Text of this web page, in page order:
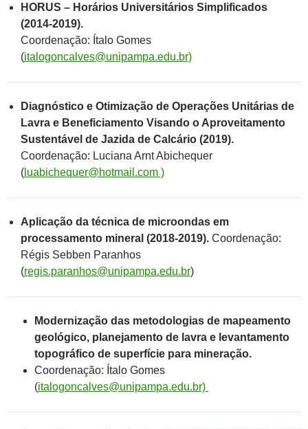
HORUS – Horários Universitários Simplificados
(2014-2019).
Coordenação: Ítalo Gomes
(italogoncalves@unipampa.edu.br)
Diagnóstico e Otimização de Operações Unitárias de
Lavra e Beneficiamento Visando o Aproveitamento
Sustentável de Jazida de Calcário (2019).
Coordenação: Luciana Arnt Abichequer
( luabichequer@hotmail.com )
Aplicação da técnica de microondas em
processamento mineral (2018-2019). Coordenação:
Régis Sebben Paranhos
(regis.paranhos@unipampa.edu.br)
Modernização das metodologias de mapeamento
geológico, planejamento de lavra e levantamento
topográfico de superfície para mineração.
Coordenação: Ítalo Gomes
(italogoncalves@unipampa.edu.br)